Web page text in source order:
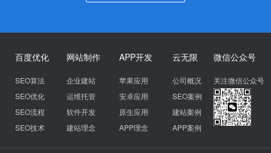
百度优化
SEO算法
SEO优化
SEO流程
SEO技术
网站制作
企业建站
运维托管
软件开发
建站理念
APP开发
苹果应用
安卓应用
原生应用
APP理念
云无限
公司概况
SEO案例
建站案例
APP案例
微信公众号
关注微信公众号